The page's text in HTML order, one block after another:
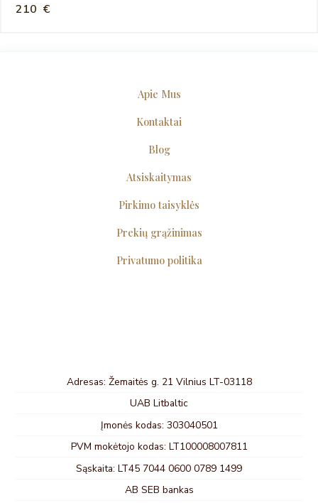
210 €
Apie Mus
Kontaktai
Blog
Atsiskaitymas
Pirkimo taisyklės
Prekių grąžinimas
Privatumo politika
Adresas: Žemaitės g. 21 Vilnius LT-03118
UAB Litbaltic
Įmonės kodas: 303040501
PVM mokėtojo kodas: LT100008007811
Sąskaita: LT45 7044 0600 0789 1499
AB SEB bankas